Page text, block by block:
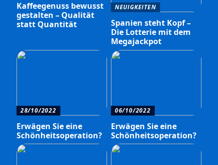
Kaffeegenuss bewusst
gestalten – Qualität
statt Quantität
NEUIGKEITEN
Spanien steht Kopf –
Die Lotterie mit dem
Megajackpot
28/10/2022
Erwägen Sie eine
Schönheitsoperation?
06/10/2022
Erwägen Sie eine
Schönheitsoperation?